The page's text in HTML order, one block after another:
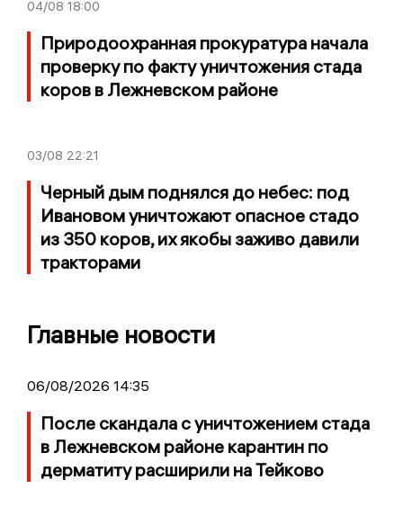
04/08 18:00
Природоохранная прокуратура начала
проверку по факту уничтожения стада
коров в Лежневском районе
03/08 22:21
Черный дым поднялся до небес: под
Ивановом уничтожают опасное стадо
из 350 коров, их якобы заживо давили
тракторами
Главные новости
06/08/2026 14:35
После скандала с уничтожением стада
в Лежневском районе карантин по
дерматиту расширили на Тейково